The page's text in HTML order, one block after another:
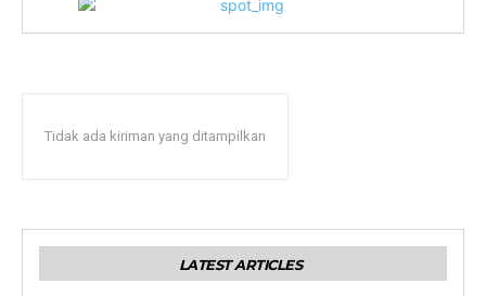
Tidak ada kiriman yang ditampilkan
LATEST ARTICLES